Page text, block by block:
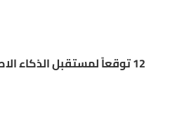
12 توقعاً لمستقبل الذكاء الاصطناعي في 2026